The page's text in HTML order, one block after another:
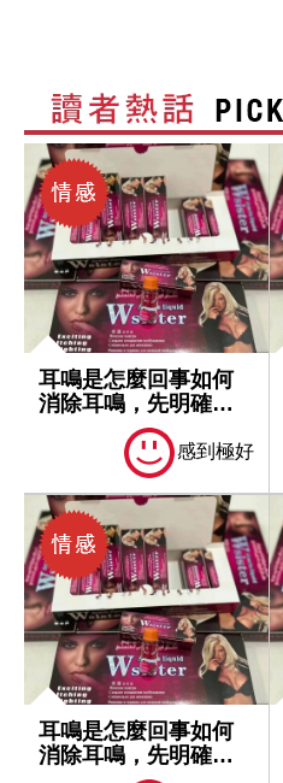
耳鳴是怎麼回事如何
消除耳鳴，先明確原
感到極好
耳鳴是怎麼回事如何
消除耳鳴，先明確原